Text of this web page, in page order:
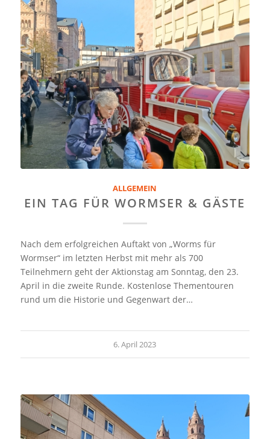
ALLGEMEIN
EIN TAG FÜR WORMSER & GÄSTE
Nach dem erfolgreichen Auftakt von „Worms für
Wormser“ im letzten Herbst mit mehr als 700
Teilnehmern geht der Aktionstag am Sonntag, den 23.
April in die zweite Runde. Kostenlose Thementouren
rund um die Historie und Gegenwart der…
6. April 2023